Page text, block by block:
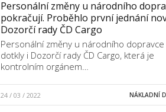
Personální změny u národního
pokračují. Proběhlo první jednání
Dozorčí rady ČD Cargo
Personální změny u národního dopravce
dotkly i Dozorčí rady ČD Cargo, která je
kontrolním orgánem…
24 / 03 / 2022 NÁKLADNÍ